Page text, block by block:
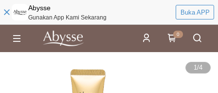
Abysse
Gunakan App Kami Sekarang
Buka APP
0
1/4